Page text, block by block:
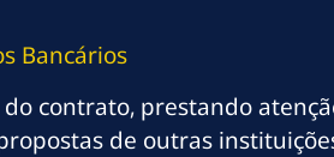
Bancários
contrato, prestando
de outras